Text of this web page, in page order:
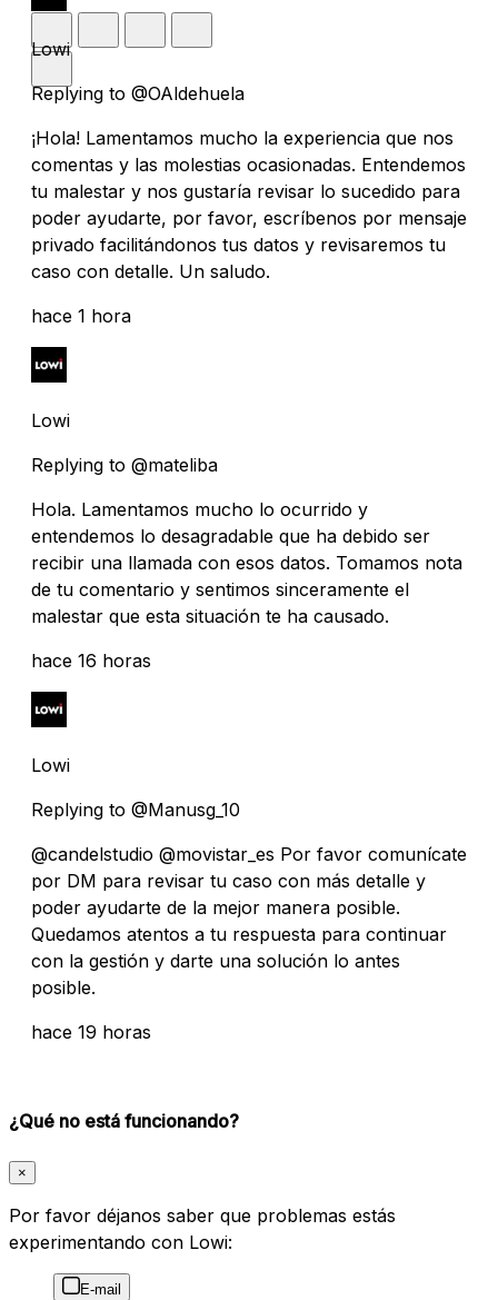
Lowi
Replying to @OAldehuela
¡Hola! Lamentamos mucho la experiencia que nos
comentas y las molestias ocasionadas. Entendemos
tu malestar y nos gustaría revisar lo sucedido para
poder ayudarte, por favor, escríbenos por mensaje
privado facilitándonos tus datos y revisaremos tu
caso con detalle. Un saludo.
hace 1 hora
Lowi
Replying to @mateliba
Hola. Lamentamos mucho lo ocurrido y
entendemos lo desagradable que ha debido ser
recibir una llamada con esos datos. Tomamos nota
de tu comentario y sentimos sinceramente el
malestar que esta situación te ha causado.
hace 16 horas
Lowi
Replying to @Manusg_10
@candelstudio @movistar_es Por favor comunícate
por DM para revisar tu caso con más detalle y
poder ayudarte de la mejor manera posible.
Quedamos atentos a tu respuesta para continuar
con la gestión y darte una solución lo antes
posible.
hace 19 horas
¿Qué no está funcionando?
×
Por favor déjanos saber que problemas estás
experimentando con Lowi:
E-mail